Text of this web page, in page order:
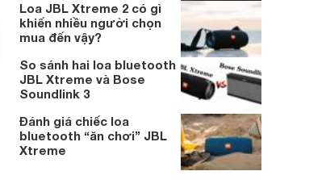
Loa JBL Xtreme 2 có gì
khiến nhiều người chọn
mua đến vậy?
So sánh hai loa bluetooth
JBL Xtreme và Bose
Soundlink 3
Đánh giá chiếc loa
bluetooth “ăn chơi” JBL
Xtreme